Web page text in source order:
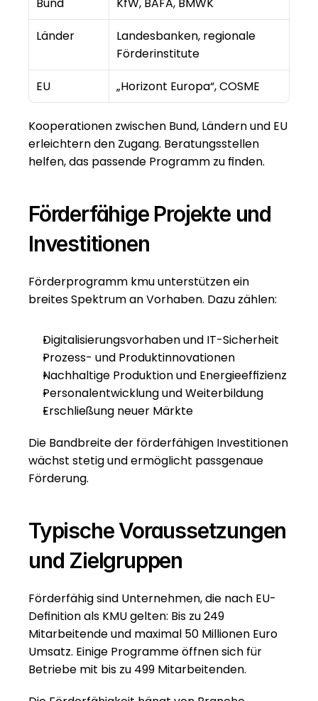
Länder
Landesbanken, regionale
Förderinstitute
EU
„Horizont Europa“, COSME
Kooperationen zwischen Bund, Ländern und EU
erleichtern den Zugang. Beratungsstellen
helfen, das passende Programm zu finden.
Förderfähige Projekte und
Investitionen
Förderprogramm kmu unterstützen ein
breites Spektrum an Vorhaben. Dazu zählen:
Digitalisierungsvorhaben und IT-Sicherheit
Prozess- und Produktinnovationen
Nachhaltige Produktion und Energieeffizienz
Personalentwicklung und Weiterbildung
Erschließung neuer Märkte
Die Bandbreite der förderfähigen Investitionen
wächst stetig und ermöglicht passgenaue
Förderung.
Typische Voraussetzungen
und Zielgruppen
Förderfähig sind Unternehmen, die nach EU-
Definition als KMU gelten: Bis zu 249
Mitarbeitende und maximal 50 Millionen Euro
Umsatz. Einige Programme öffnen sich für
Betriebe mit bis zu 499 Mitarbeitenden.